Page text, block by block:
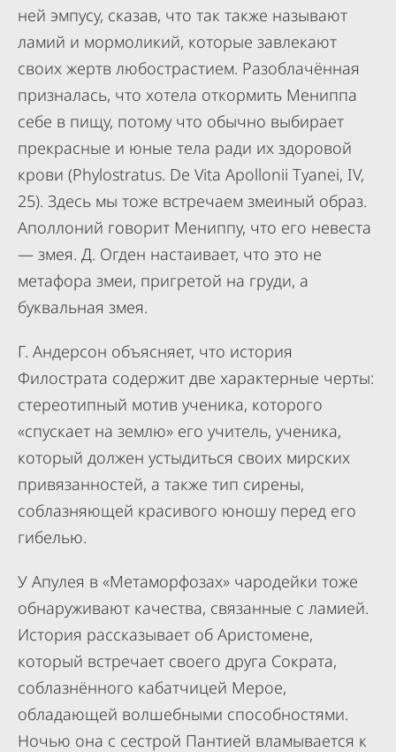
ней эмпусу, сказав, что так также называют
ламий и мормоликий, которые завлекают
своих жертв любострастием. Разоблачённая
призналась, что хотела откормить Мениппа
себе в пищу, потому что обычно выбирает
прекрасные и юные тела ради их здоровой
крови (Phylostratus. De Vita Apollonii Tyanei, IV,
25). Здесь мы тоже встречаем змеиный образ.
Аполлоний говорит Мениппу, что его невеста
— змея. Д. Огден настаивает, что это не
метафора змеи, пригретой на груди, а
буквальная змея.
Г. Андерсон объясняет, что история
Филострата содержит две характерные черты:
стереотипный мотив ученика, которого
«спускает на землю» его учитель, ученика,
который должен устыдиться своих мирских
привязанностей, а также тип сирены,
соблазняющей красивого юношу перед его
гибелью.
У Апулея в «Метаморфозах» чародейки тоже
обнаруживают качества, связанные с ламией.
История рассказывает об Аристомене,
который встречает своего друга Сократа,
соблазнённого кабатчицей Мерое,
обладающей волшебными способностями.
Ночью она с сестрой Пантией вламывается к